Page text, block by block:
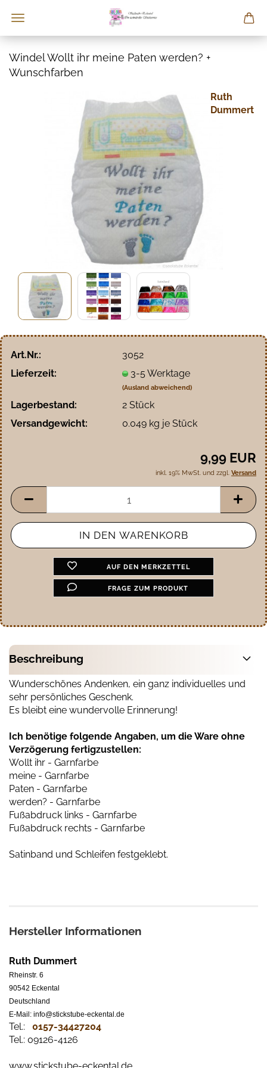
Windel Wollt ihr meine Paten werden? +
Wunschfarben
Ruth
Dummert
Art.Nr.:
3052
Lieferzeit:
3-5 Werktage
(Ausland abweichend)
Lagerbestand: 2 Stück
Versandgewicht:
0.049kg je Stück
9,99 EUR
inkl. 19% MwSt. und zzgl. Versand
AUF DEN MERKZETTEL
FRAGE ZUM PRODUKT
Beschreibung
Wunderschönes Andenken, ein ganz individuelles und
sehr persönliches Geschenk.
Es bleibt eine wundervolle Erinnerung!
Ich benötige folgende Angaben, um die Ware ohne
Verzögerung fertigzustellen:
Wollt ihr - Garnfarbe
meine - Garnfarbe
Paten - Garnfarbe
werden? - Garnfarbe
Fußabdruck links - Garnfarbe
Fußabdruck rechts - Garnfarbe
Satinband und Schleifen festgeklebt.
Hersteller Informationen
Ruth Dummert
Rheinstr. 6
90542 Eckental
Deutschland
E-Mail: info@stickstube-eckental.de
Tel.: 0157-34427204​
Tel.: 09126-4126